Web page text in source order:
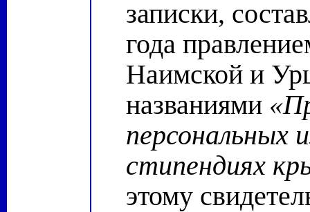
записки,
года
Наимской и
названиями
персональных
стипендиях
этому